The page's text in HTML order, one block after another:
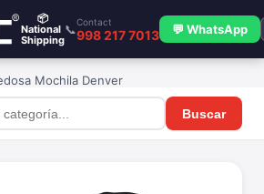
📦
National
Shipping
📞
Contact
998 217 7013 💬 WhatsApp
Mochila Denver
Buscar